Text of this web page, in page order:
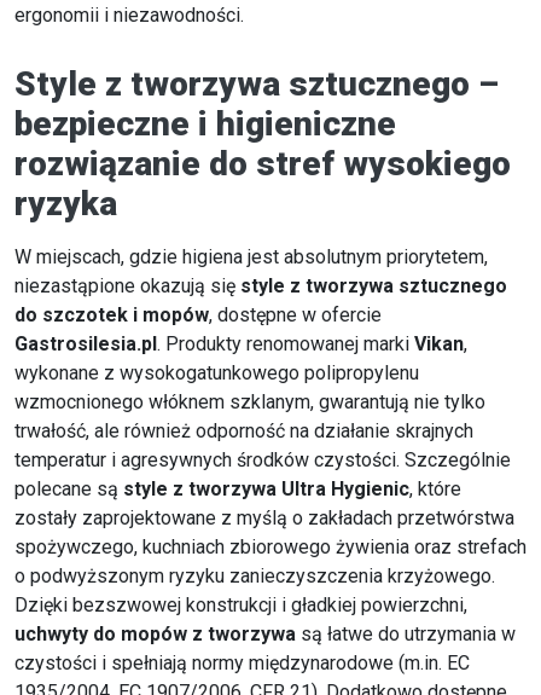
ergonomii i niezawodności.
Style z tworzywa sztucznego –
bezpieczne i higieniczne
rozwiązanie do stref wysokiego
ryzyka
W miejscach, gdzie higiena jest absolutnym priorytetem,
niezastąpione okazują się style z tworzywa sztucznego
do szczotek i mopów, dostępne w ofercie
Gastrosilesia.pl . Produkty renomowanej marki Vikan,
wykonane z wysokogatunkowego polipropylenu
wzmocnionego włóknem szklanym, gwarantują nie tylko
trwałość, ale również odporność na działanie skrajnych
temperatur i agresywnych środków czystości. Szczególnie
polecane są style z tworzywa Ultra Hygienic, które
zostały zaprojektowane z myślą o zakładach przetwórstwa
spożywczego, kuchniach zbiorowego żywienia oraz strefach
o podwyższonym ryzyku zanieczyszczenia krzyżowego.
Dzięki bezszwowej konstrukcji i gładkiej powierzchni,
uchwyty do mopów z tworzywa są łatwe do utrzymania w
czystości i spełniają normy międzynarodowe (m.in. EC